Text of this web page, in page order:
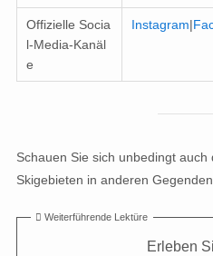
Offizielle Socia
l-Media-Kanäl
e
Instagram|
Schauen Sie sich unbedingt auch
Skigebieten in anderen
Weiterführende Lektüre
Erleben